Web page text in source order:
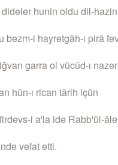
hunin oldu dil-hazin
bezm-i hayretgâh-ı pirâ
garra ol vücûd-ı
hûn-ı rican târih içün
i a'la ide Rabb'ül-
vefat etti.